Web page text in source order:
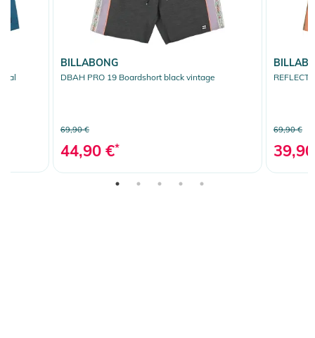
BILLABONG
DBAH PRO 19 Boardshort black vintage
69,90 €
44,90 €*
69,90 €